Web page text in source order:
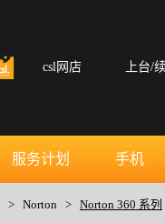
csl网店 上台/
服务计划 手机
> Norton > Norton 360 系列